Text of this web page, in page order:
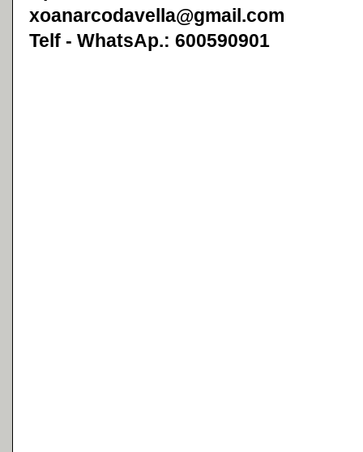
xoanarcodavella@gmail.com
Telf - WhatsAp.: 600590901